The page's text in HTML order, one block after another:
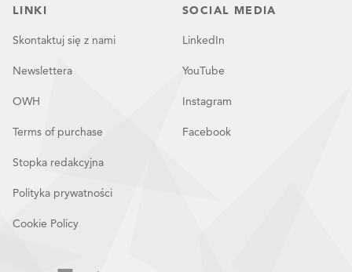
LINKI
Skontaktuj się z nami
Newslettera
OWH
Terms of purchase
Stopka redakcyjna
Polityka prywatności
Cookie Policy
SOCIAL MEDIA
LinkedIn
YouTube
Instagram
Facebook